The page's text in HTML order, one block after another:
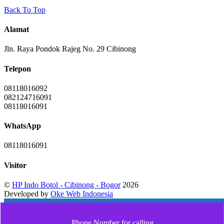
Back To Top
Alamat
Jln. Raya Pondok Rajeg No. 29 Cibinong
Telepon
08118016092
082124716091
08118016091
WhatsApp
08118016091
Visitor
© HP Indo Botol - Cibinong - Bogor2026
Developed by Oke Web Indonesia